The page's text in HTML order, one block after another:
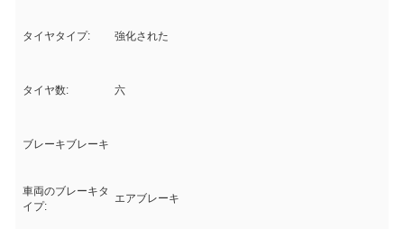
タイヤタイプ: 強化された
タイヤ数: 六
ブレーキブレーキ
車両のブレーキタ
イプ:
エアブレーキ